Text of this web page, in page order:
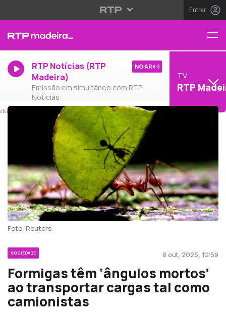
Entrar
RTP Notícias (RTP
Madeira)
Emissão em simultâneo com RTP
Notícias
NO AR
TV
RTP
Foto: Reuters
SOCIEDADE 8 out, 2025, 10:59
Formigas têm ‘ângulos mortos’
ao transportar cargas tal como
camionistas